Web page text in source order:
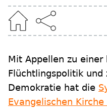
Mit Appellen zu einer
Flüchtlingspolitik und
Demokratie hat die
Evangelischen